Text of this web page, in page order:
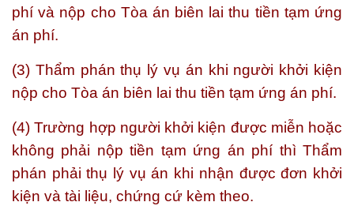
phí và nộp cho Tòa án biên lai thu tiền tạm ứng
án phí.
(3) Thẩm phán thụ lý vụ án khi người khởi kiện
nộp cho Tòa án biên lai thu tiền tạm ứng án phí.
(4) Trường hợp người khởi kiện được miễn hoặc
không phải nộp tiền tạm ứng án phí thì Thẩm
phán phải thụ lý vụ án khi nhận được đơn khởi
kiện và tài liệu, chứng cứ kèm theo.